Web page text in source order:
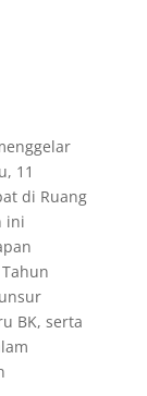
11
di Ruang
ini
BK, serta